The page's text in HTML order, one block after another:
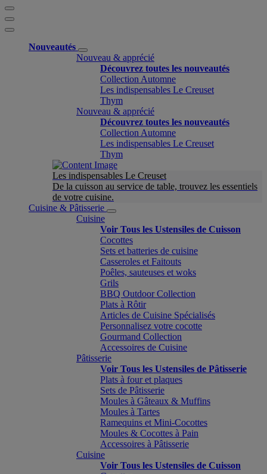
Nouveautés
Nouveau & apprécié
Découvrez toutes les nouveautés
Collection Automne
Les indispensables Le Creuset
Thym
Nouveau & apprécié
Découvrez toutes les nouveautés
Collection Automne
Les indispensables Le Creuset
Thym
Les indispensables Le Creuset
De la cuisson au service de table, trouvez les essentiels
de votre cuisine.
Cuisine & Pâtisserie
Cuisine
Voir Tous les Ustensiles de Cuisson
Cocottes
Sets et batteries de cuisine
Casseroles et Faitouts
Poêles, sauteuses et woks
Grils
BBQ Outdoor Collection
Plats à Rôtir
Articles de Cuisine Spécialisés
Personnalisez votre cocotte
Gourmand Collection
Accessoires de Cuisine
Pâtisserie
Voir Tous les Ustensiles de Pâtisserie
Plats à four et plaques
Sets de Pâtisserie
Moules à Gâteaux & Muffins
Moules à Tartes
Ramequins et Mini-Cocottes
Moules & Cocottes à Pain
Accessoires à Pâtisserie
Cuisine
Voir Tous les Ustensiles de Cuisson